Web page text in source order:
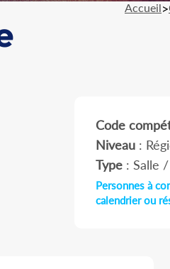
Accueil>
Code
Niveau:
Type: Salle /
Personnes à
calendrier ou